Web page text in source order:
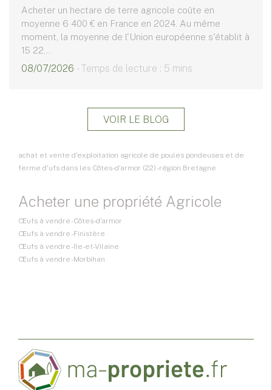
Acheter un hectare de terre agricole coûte en
moyenne 6 400 € en France en 2024. Au même
moment, la moyenne de l'Union européenne s'établit à
15 22...
08/07/2026 - Temps de lecture : 5 mins
VOIR LE BLOG
achat et vente d'exploitation agricole de poules pondeuses et de
ferme d'ufs dans les Côtes-d'armor (22) - région Bretagne
Acheter une propriété Agricole
Œufs à vendre - Côtes-d'armor
Œufs à vendre - Finistère
Œufs à vendre - Ile-et-Vilaine
Œufs à vendre - Morbihan